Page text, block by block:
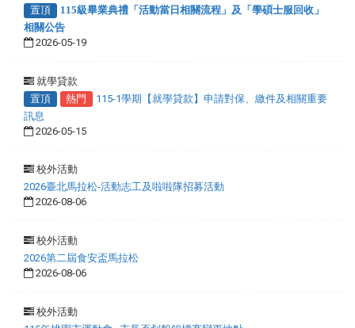
置頂
115級畢業典禮「活動當日相關流程」及「學碩士服回收」
相關公告
2026-05-19
就學貸款
置頂
熱門
115-1學期【就學貸款】申請對保、繳件及相關重要
訊息
2026-05-15
校外活動
2026臺北馬拉松-活動志工及啦啦隊招募活動
2026-08-06
校外活動
2026第二屆食安盃馬拉松
2026-08-06
校外活動